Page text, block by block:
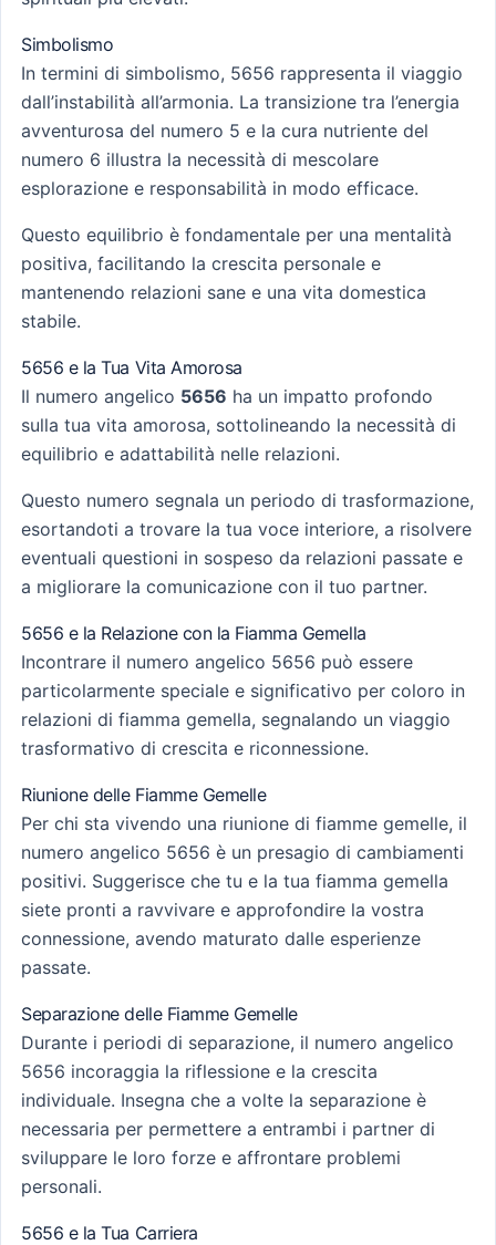
Simbolismo
In termini di simbolismo, 5656 rappresenta il viaggio
dall’instabilità all’armonia. La transizione tra l’energia
avventurosa del numero 5 e la cura nutriente del
numero 6 illustra la necessità di mescolare
esplorazione e responsabilità in modo efficace.
Questo equilibrio è fondamentale per una mentalità
positiva, facilitando la crescita personale e
mantenendo relazioni sane e una vita domestica
stabile.
5656 e la Tua Vita Amorosa
Il numero angelico 5656 ha un impatto profondo
sulla tua vita amorosa, sottolineando la necessità di
equilibrio e adattabilità nelle relazioni.
Questo numero segnala un periodo di trasformazione,
esortandoti a trovare la tua voce interiore, a risolvere
eventuali questioni in sospeso da relazioni passate e
a migliorare la comunicazione con il tuo partner.
5656 e la Relazione con la Fiamma Gemella
Incontrare il numero angelico 5656 può essere
particolarmente speciale e significativo per coloro in
relazioni di fiamma gemella, segnalando un viaggio
trasformativo di crescita e riconnessione.
Riunione delle Fiamme Gemelle
Per chi sta vivendo una riunione di fiamme gemelle, il
numero angelico 5656 è un presagio di cambiamenti
positivi. Suggerisce che tu e la tua fiamma gemella
siete pronti a ravvivare e approfondire la vostra
connessione, avendo maturato dalle esperienze
passate.
Separazione delle Fiamme Gemelle
Durante i periodi di separazione, il numero angelico
5656 incoraggia la riflessione e la crescita
individuale. Insegna che a volte la separazione è
necessaria per permettere a entrambi i partner di
sviluppare le loro forze e affrontare problemi
personali.
5656 e la Tua Carriera